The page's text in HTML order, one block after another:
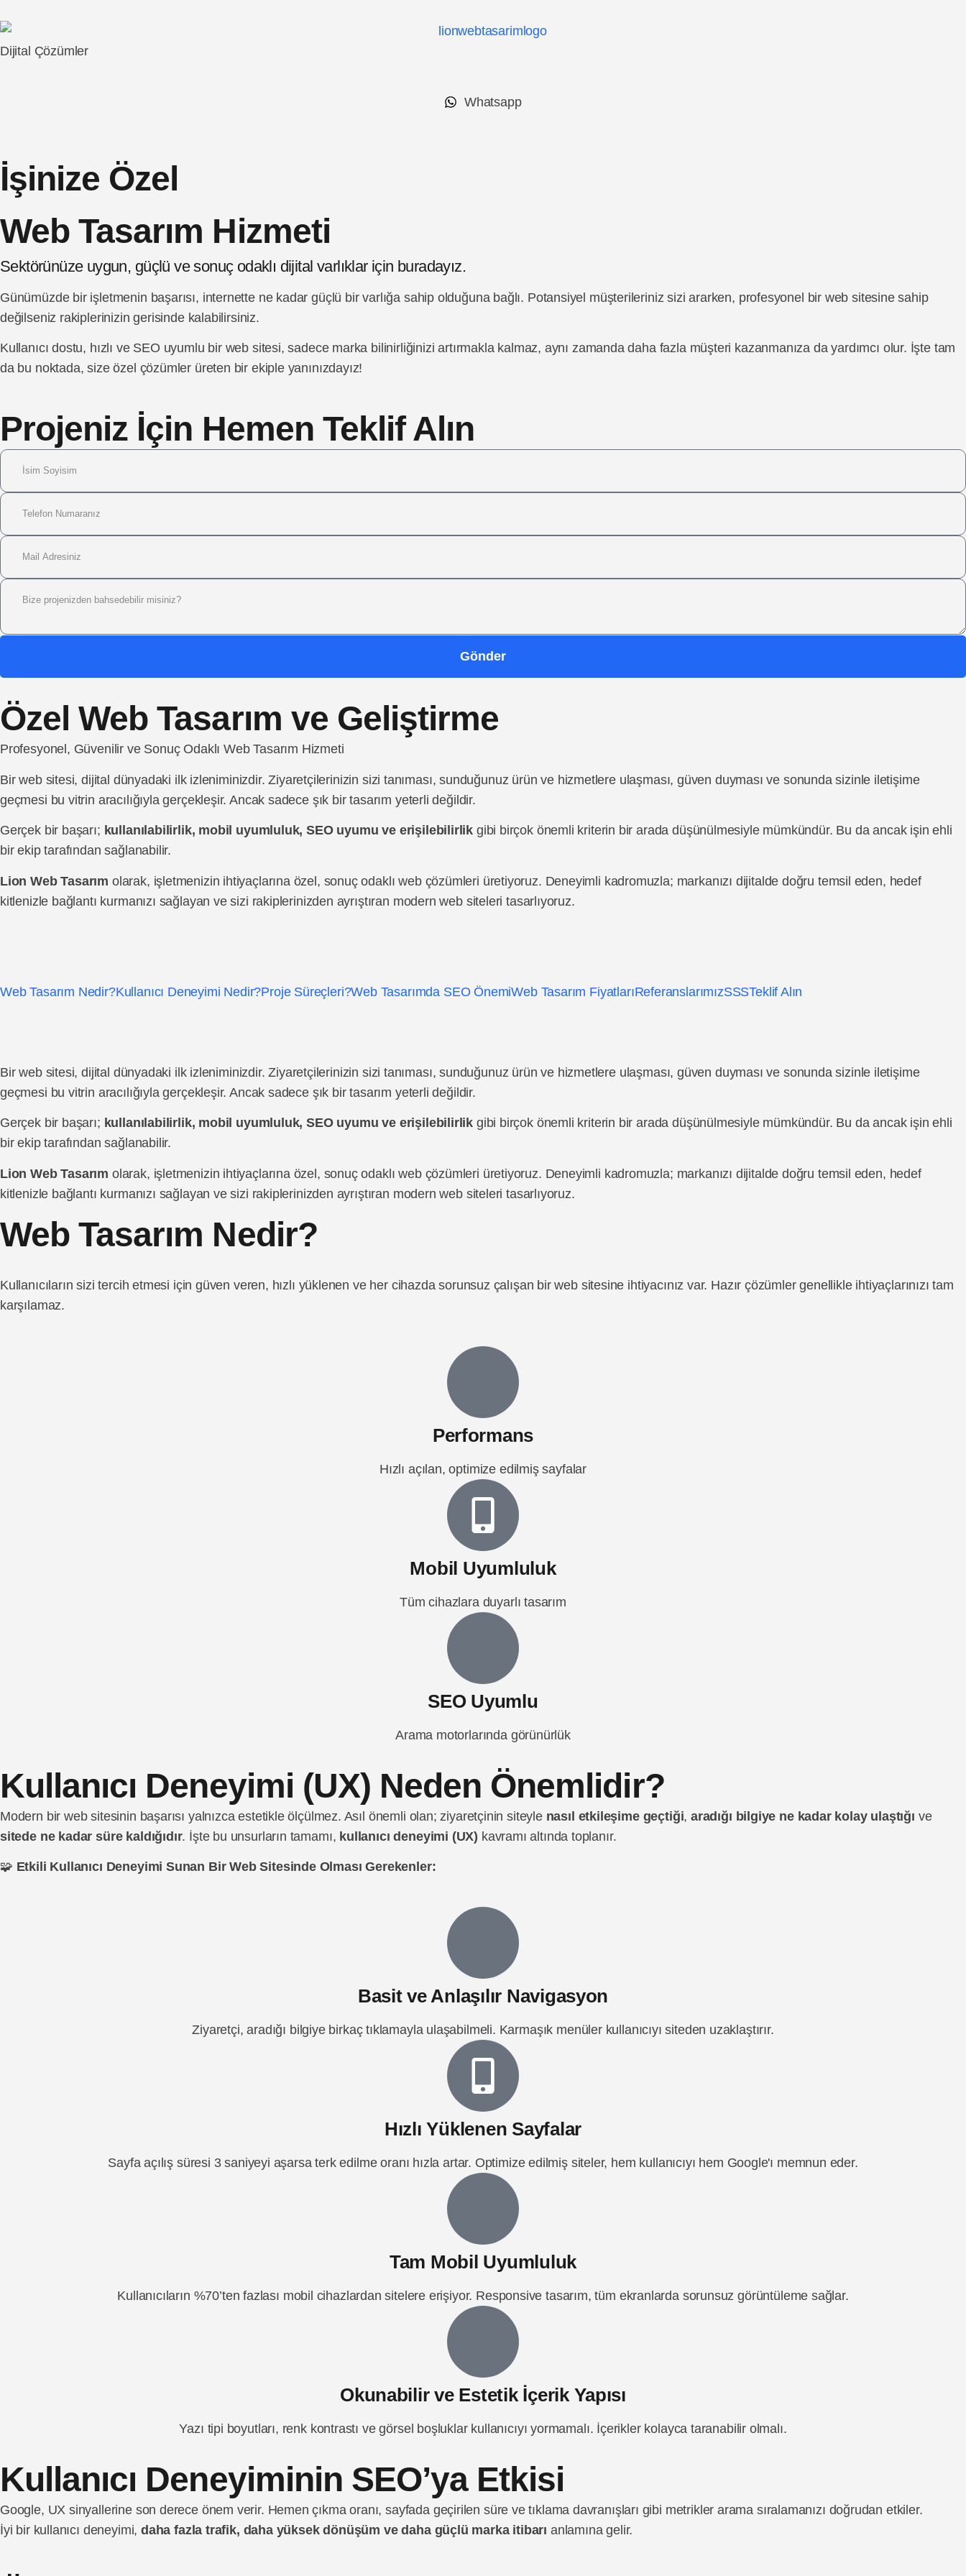
Dijital Çözümler
Whatsapp
İşinize Özel
Web Tasarım Hizmeti
Sektörünüze uygun, güçlü ve sonuç odaklı dijital varlıklar için buradayız.
Günümüzde bir işletmenin başarısı, internette ne kadar güçlü bir varlığa sahip olduğuna bağlı. Potansiyel müşterileriniz sizi ararken, profesyonel bir web sitesine sahip
değilseniz rakiplerinizin gerisinde kalabilirsiniz.
Kullanıcı dostu, hızlı ve SEO uyumlu bir web sitesi, sadece marka bilinirliğinizi artırmakla kalmaz, aynı zamanda daha fazla müşteri kazanmanıza da yardımcı olur. İşte tam
da bu noktada, size özel çözümler üreten bir ekiple yanınızdayız!
Projeniz İçin Hemen Teklif Alın
Gönder
Özel Web Tasarım ve Geliştirme
Profesyonel, Güvenilir ve Sonuç Odaklı Web Tasarım Hizmeti
Bir web sitesi, dijital dünyadaki ilk izleniminizdir. Ziyaretçilerinizin sizi tanıması, sunduğunuz ürün ve hizmetlere ulaşması, güven duyması ve sonunda sizinle iletişime
geçmesi bu vitrin aracılığıyla gerçekleşir. Ancak sadece şık bir tasarım yeterli değildir.
Gerçek bir başarı; kullanılabilirlik, mobil uyumluluk, SEO uyumu ve erişilebilirlik gibi birçok önemli kriterin bir arada düşünülmesiyle mümkündür. Bu da ancak işin ehli
bir ekip tarafından sağlanabilir.
Lion Web Tasarım olarak, işletmenizin ihtiyaçlarına özel, sonuç odaklı web çözümleri üretiyoruz. Deneyimli kadromuzla; markanızı dijitalde doğru temsil eden, hedef
kitlenizle bağlantı kurmanızı sağlayan ve sizi rakiplerinizden ayrıştıran modern web siteleri tasarlıyoruz.
Web Tasarım Nedir?Kullanıcı Deneyimi Nedir?Proje Süreçleri?Web Tasarımda SEO ÖnemiWeb Tasarım FiyatlarıReferanslarımızSSSTeklif Alın
Bir web sitesi, dijital dünyadaki ilk izleniminizdir. Ziyaretçilerinizin sizi tanıması, sunduğunuz ürün ve hizmetlere ulaşması, güven duyması ve sonunda sizinle iletişime
geçmesi bu vitrin aracılığıyla gerçekleşir. Ancak sadece şık bir tasarım yeterli değildir.
Gerçek bir başarı; kullanılabilirlik, mobil uyumluluk, SEO uyumu ve erişilebilirlik gibi birçok önemli kriterin bir arada düşünülmesiyle mümkündür. Bu da ancak işin ehli
bir ekip tarafından sağlanabilir.
Lion Web Tasarım olarak, işletmenizin ihtiyaçlarına özel, sonuç odaklı web çözümleri üretiyoruz. Deneyimli kadromuzla; markanızı dijitalde doğru temsil eden, hedef
kitlenizle bağlantı kurmanızı sağlayan ve sizi rakiplerinizden ayrıştıran modern web siteleri tasarlıyoruz.
Web Tasarım Nedir?
Kullanıcıların sizi tercih etmesi için güven veren, hızlı yüklenen ve her cihazda sorunsuz çalışan bir web sitesine ihtiyacınız var. Hazır çözümler genellikle ihtiyaçlarınızı tam
karşılamaz.
Performans
Hızlı açılan, optimize edilmiş sayfalar
Mobil Uyumluluk
Tüm cihazlara duyarlı tasarım
SEO Uyumlu
Arama motorlarında görünürlük
Kullanıcı Deneyimi (UX) Neden Önemlidir?
Modern bir web sitesinin başarısı yalnızca estetikle ölçülmez. Asıl önemli olan; ziyaretçinin siteyle nasıl etkileşime geçtiği, aradığı bilgiye ne kadar kolay ulaştığı ve
sitede ne kadar süre kaldığıdır. İşte bu unsurların tamamı, kullanıcı deneyimi (UX) kavramı altında toplanır.
🧩 Etkili Kullanıcı Deneyimi Sunan Bir Web Sitesinde Olması Gerekenler:
Basit ve Anlaşılır Navigasyon
Ziyaretçi, aradığı bilgiye birkaç tıklamayla ulaşabilmeli. Karmaşık menüler kullanıcıyı siteden uzaklaştırır.
Hızlı Yüklenen Sayfalar
Sayfa açılış süresi 3 saniyeyi aşarsa terk edilme oranı hızla artar. Optimize edilmiş siteler, hem kullanıcıyı hem Google'ı memnun eder.
Tam Mobil Uyumluluk
Kullanıcıların %70’ten fazlası mobil cihazlardan sitelere erişiyor. Responsive tasarım, tüm ekranlarda sorunsuz görüntüleme sağlar.
Okunabilir ve Estetik İçerik Yapısı
Yazı tipi boyutları, renk kontrastı ve görsel boşluklar kullanıcıyı yormamalı. İçerikler kolayca taranabilir olmalı.
Kullanıcı Deneyiminin SEO’ya Etkisi
Google, UX sinyallerine son derece önem verir. Hemen çıkma oranı, sayfada geçirilen süre ve tıklama davranışları gibi metrikler arama sıralamanızı doğrudan etkiler.
İyi bir kullanıcı deneyimi, daha fazla trafik, daha yüksek dönüşüm ve daha güçlü marka itibarı anlamına gelir.